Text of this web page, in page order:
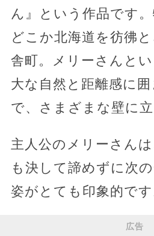
ん』という作品です。
どこか北海道を彷彿
舎町。メリーさんと
大な自然と距離感に
で、さまざまな壁に
主人公のメリーさん
も決して諦めずに次
姿がとても印象的です
広告